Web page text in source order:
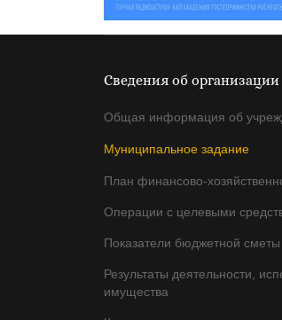
Сведения об организации
Общая информация об
Муниципальное задание
План финансово-
Операции с целевыми
Показатели бюджетной сметы
Результаты деятельности,
имущества